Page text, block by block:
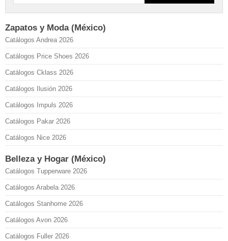
Zapatos y Moda (México)
Catálogos Andrea 2026
Catálogos Price Shoes 2026
Catálogos Cklass 2026
Catálogos Ilusión 2026
Catálogos Impuls 2026
Catálogos Pakar 2026
Catálogos Nice 2026
Belleza y Hogar (México)
Catálogos Tupperware 2026
Catálogos Arabela 2026
Catálogos Stanhome 2026
Catálogos Avon 2026
Catálogos Fuller 2026